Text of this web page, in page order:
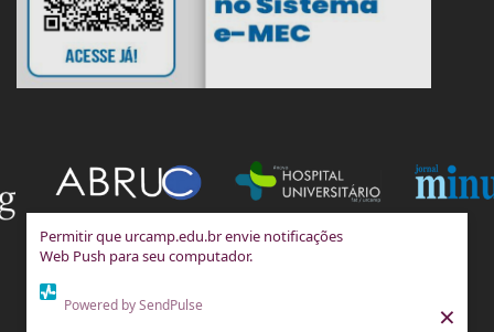
Permitir que urcamp.edu.br envie notificações
Web Push para seu computador.
Powered by SendPulse ×